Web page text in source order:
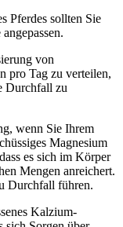
Pferdes sollten Sie
von
pro Tag zu verteilen,
Durchfall zu
wenn Sie Ihrem
Magnesium
es sich im Körper
Mengen anreichert.
Durchfall führen.
Kalzium-